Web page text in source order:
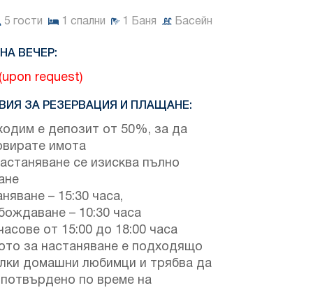
5 гости спални Баня Басейн
ВЕЧЕР:
request)
ЗА РЕЗЕРВАЦИЯ И ПЛАЩАНЕ:
е депозит от 50%, за да
имота
се изисква пълно
– 15:30 часа,
– 10:30 часа
часове от 15:00 до 18:00 часа
за настаняване е подходящо
домашни любимци и трябва да
по време на